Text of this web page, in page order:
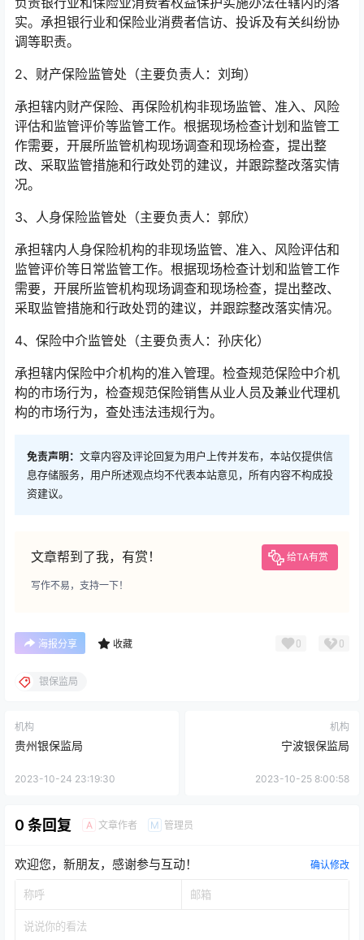
实。承担银行业和保险业消费者信访、投诉及有关纠纷协
调等职责。
2、财产保险监管处（主要负责人：刘珣）
承担辖内财产保险、再保险机构非现场监管、准入、风险
评估和监管评价等监管工作。根据现场检查计划和监管工
作需要，开展所监管机构现场调查和现场检查，提出整
改、采取监管措施和行政处罚的建议，并跟踪整改落实情
况。
3、人身保险监管处（主要负责人：郭欣）
承担辖内人身保险机构的非现场监管、准入、风险评估和
监管评价等日常监管工作。根据现场检查计划和监管工作
需要，开展所监管机构现场调查和现场检查，提出整改、
采取监管措施和行政处罚的建议，并跟踪整改落实情况。
4、保险中介监管处（主要负责人：孙庆化）
承担辖内保险中介机构的准入管理。检查规范保险中介机
构的市场行为，检查规范保险销售从业人员及兼业代理机
构的市场行为，查处违法违规行为。
免责声明： 文章内容及评论回复为用户上传并发布，本站仅提供信
息存储服务，用户所述观点均不代表本站意见，所有内容不构成投
资建议。
文章帮到了我，有赏！ 给TA有赏
写作不易，支持一下！
海报分享 收藏 0 0
银保监局
机构
贵州银保监局
2023-10-24 23:19:30
机构
宁波银保监局
2023-10-25 8:00:58
0 条回复 A 文章作者 M 管理员
欢迎您，新朋友，感谢参与互动！ 确认修改